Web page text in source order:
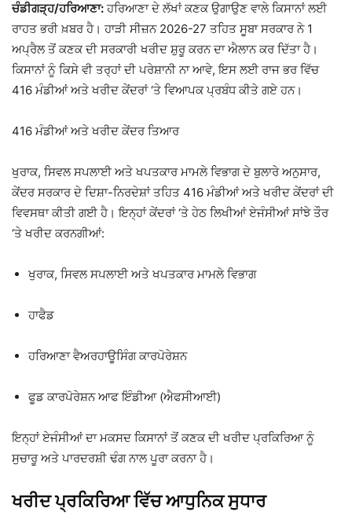
ਚੰਡੀਗੜ੍ਹ/ਹਰਿਆਣਾ: ਹਰਿਆਣਾ ਦੇ ਲੱਖਾਂ ਕਣਕ ਉਗਾਉਣ ਵਾਲੇ ਕਿਸਾਨਾਂ ਲਈ
ਰਾਹਤ ਭਰੀ ਖ਼ਬਰ ਹੈ। ਹਾੜੀ ਸੀਜ਼ਨ 2026-27 ਤਹਿਤ ਸੂਬਾ ਸਰਕਾਰ ਨੇ 1
ਅਪ੍ਰੈਲ ਤੋਂ ਕਣਕ ਦੀ ਸਰਕਾਰੀ ਖਰੀਦ ਸ਼ੁਰੂ ਕਰਨ ਦਾ ਐਲਾਨ ਕਰ ਦਿੱਤਾ ਹੈ।
ਕਿਸਾਨਾਂ ਨੂੰ ਕਿਸੇ ਵੀ ਤਰ੍ਹਾਂ ਦੀ ਪਰੇਸ਼ਾਨੀ ਨਾ ਆਵੇ, ਇਸ ਲਈ ਰਾਜ ਭਰ ਵਿੱਚ
416 ਮੰਡੀਆਂ ਅਤੇ ਖਰੀਦ ਕੇਂਦਰਾਂ ‘ਤੇ ਵਿਆਪਕ ਪ੍ਰਬੰਧ ਕੀਤੇ ਗਏ ਹਨ।
416 ਮੰਡੀਆਂ ਅਤੇ ਖਰੀਦ ਕੇਂਦਰ ਤਿਆਰ
ਖੁਰਾਕ, ਸਿਵਲ ਸਪਲਾਈ ਅਤੇ ਖਪਤਕਾਰ ਮਾਮਲੇ ਵਿਭਾਗ ਦੇ ਬੁਲਾਰੇ ਅਨੁਸਾਰ,
ਕੇਂਦਰ ਸਰਕਾਰ ਦੇ ਦਿਸ਼ਾ-ਨਿਰਦੇਸ਼ਾਂ ਤਹਿਤ 416 ਮੰਡੀਆਂ ਅਤੇ ਖਰੀਦ ਕੇਂਦਰਾਂ ਦੀ
ਵਿਵਸਥਾ ਕੀਤੀ ਗਈ ਹੈ। ਇਨ੍ਹਾਂ ਕੇਂਦਰਾਂ ‘ਤੇ ਹੇਠ ਲਿਖੀਆਂ ਏਜੰਸੀਆਂ ਸਾਂਝੇ ਤੌਰ
‘ਤੇ ਖਰੀਦ ਕਰਨਗੀਆਂ:
ਖੁਰਾਕ, ਸਿਵਲ ਸਪਲਾਈ ਅਤੇ ਖਪਤਕਾਰ ਮਾਮਲੇ ਵਿਭਾਗ
ਹਾਫੈਡ
ਹਰਿਆਣਾ ਵੈਅਰਹਾਊਸਿੰਗ ਕਾਰਪੋਰੇਸ਼ਨ
ਫੂਡ ਕਾਰਪੋਰੇਸ਼ਨ ਆਫ ਇੰਡੀਆ(ਐਫਸੀਆਈ)
ਇਨ੍ਹਾਂ ਏਜੰਸੀਆਂ ਦਾ ਮਕਸਦ ਕਿਸਾਨਾਂ ਤੋਂ ਕਣਕ ਦੀ ਖਰੀਦ ਪ੍ਰਕਿਰਿਆ ਨੂੰ
ਸੁਚਾਰੂ ਅਤੇ ਪਾਰਦਰਸ਼ੀ ਢੰਗ ਨਾਲ ਪੂਰਾ ਕਰਨਾ ਹੈ।
ਖਰੀਦ ਪ੍ਰਕਿਰਿਆ ਵਿੱਚ ਆਧੁਨਿਕ ਸੁਧਾਰ